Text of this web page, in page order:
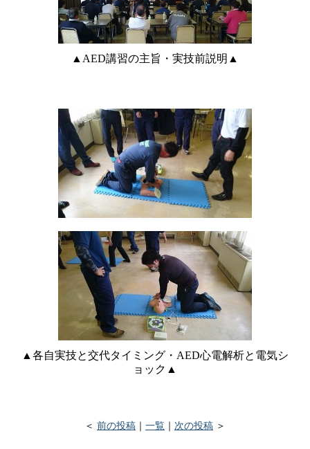
▲AED講習の主旨・実技前説明▲
▲各自実技と交代タイミング・AED心電解析と電気シ
ョック▲
＜ 前の投稿 ｜ 一覧 ｜ 次の投稿 ＞